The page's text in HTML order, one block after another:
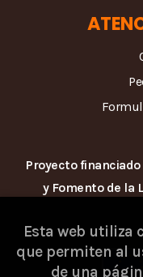
Proyecto
y Fomento de la
Esta web utiliza
que permiten al
de una